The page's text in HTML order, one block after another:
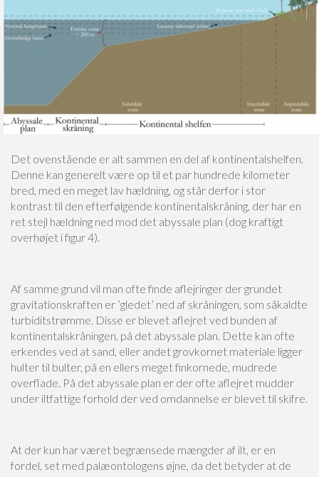
Det ovenstående er alt sammen en del af kontinentalshelfen.
Denne kan generelt være op til et par hundrede kilometer
bred, med en meget lav hældning, og står derfor i stor
kontrast til den efterfølgende kontinentalskråning, der har en
ret stejl hældning ned mod det abyssale plan (dog kraftigt
overhøjet i figur 4).
Af samme grund vil man ofte finde aflejringer der grundet
gravitationskraften er ’gledet’ ned af skråningen, som såkaldte
turbiditstrømme. Disse er blevet aflejret ved bunden af
kontinentalskråningen, på det abyssale plan. Dette kan ofte
erkendes ved at sand, eller andet grovkornet materiale ligger
hulter til bulter, på en ellers meget finkornede, mudrede
overflade. På det abyssale plan er der ofte aflejret mudder
under iltfattige forhold der ved omdannelse er blevet til skifre.
At der kun har været begrænsede mængder af ilt, er en
fordel, set med palæontologens øjne, da det betyder at de